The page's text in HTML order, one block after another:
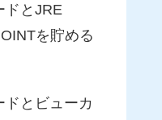
ドとJRE
を貯める
ドとビューカ